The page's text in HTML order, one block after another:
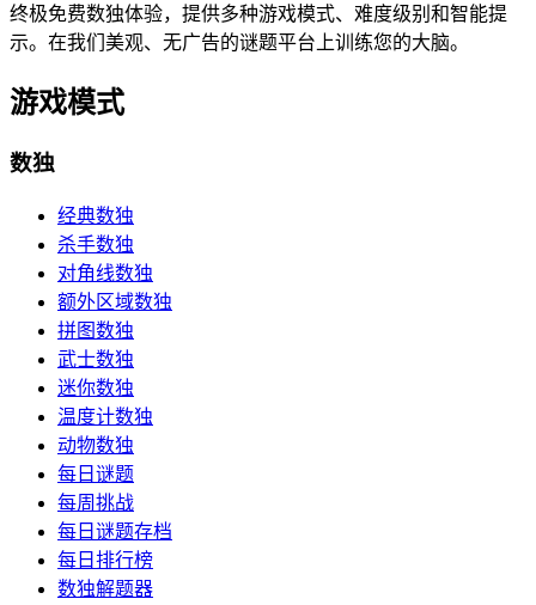
终极免费数独体验，提供多种游戏模式、难度级别和智能提
示。在我们美观、无广告的谜题平台上训练您的大脑。
游戏模式
数独
经典数独
杀手数独
对角线数独
额外区域数独
拼图数独
武士数独
迷你数独
温度计数独
动物数独
每日谜题
每周挑战
每日谜题存档
每日排行榜
数独解题器